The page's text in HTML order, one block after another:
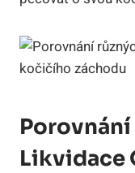
Likvidace